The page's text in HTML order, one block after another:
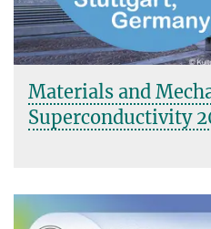
Materials and
Superconductivity